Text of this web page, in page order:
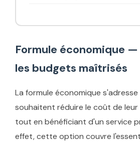
Formule économique
les budgets maîtrisés
La formule économique
souhaitent réduire le coût de leur
tout en bénéficiant d'un service
effet, cette option couvre